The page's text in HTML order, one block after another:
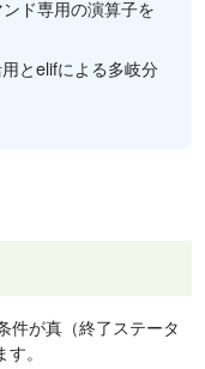
ド専用の演算子を
とelifによる多岐分
件が真（終了ステータ
。